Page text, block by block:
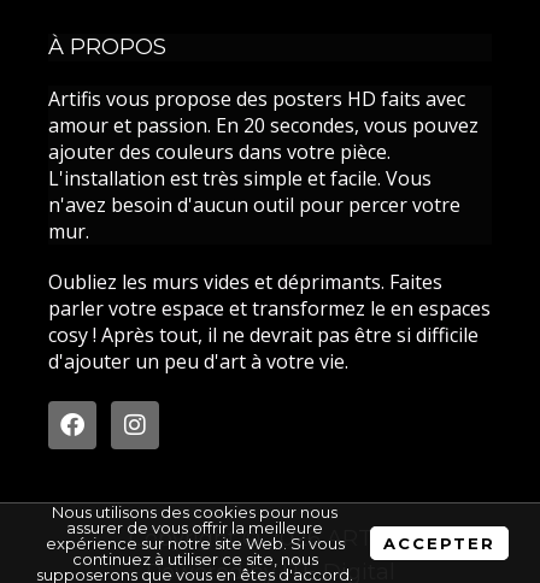
À PROPOS
Artifis vous propose des posters HD faits avec
amour et passion. En 20 secondes, vous pouvez
ajouter des couleurs dans votre pièce.
L'installation est très simple et facile. Vous
n'avez besoin d'aucun outil pour percer votre
mur.
Oubliez les murs vides et déprimants. Faites
parler votre espace et transformez le en espaces
cosy ! Après tout, il ne devrait pas être si difficile
d'ajouter un peu d'art à votre vie.
F
a
c
b
o
o
I
n
s
a
g
r
Copyright © 2026 ARTIFIS
Powered byITE Digital
Nous utilisons des cookies pour nous
assurer de vous offrir la meilleure
expérience sur notre site Web. Si vous
continuez à utiliser ce site, nous
supposerons que vous en êtes d'accord.
ACCEPTER